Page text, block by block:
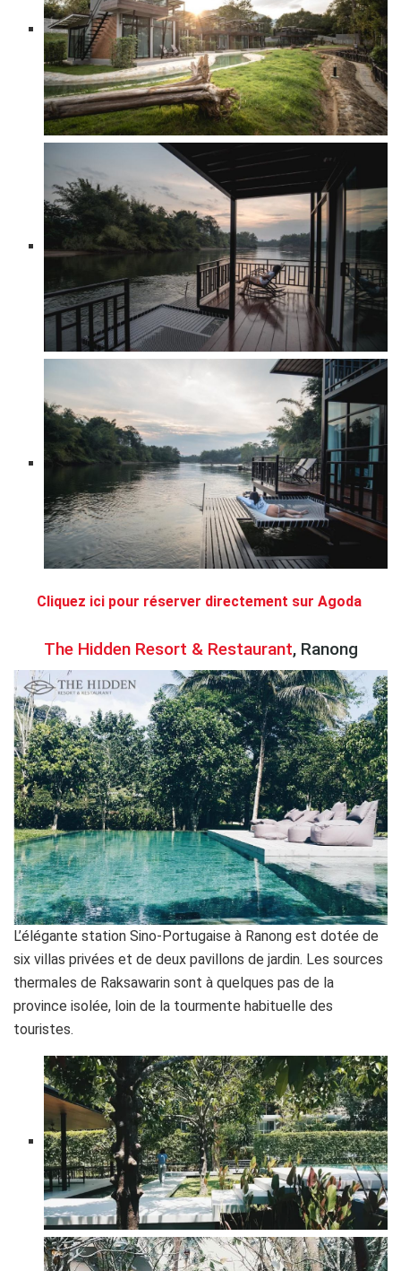
Cliquez ici pour réserver directement sur Agoda.
The Hidden Resort & Restaurant, Ranong
L’élégante station Sino-Portugaise à Ranong est dotée de
six villas privées et de deux pavillons de jardin. Les sources
thermales de Raksawarin sont à quelques pas de la
province isolée, loin de la tourmente habituelle des
touristes.